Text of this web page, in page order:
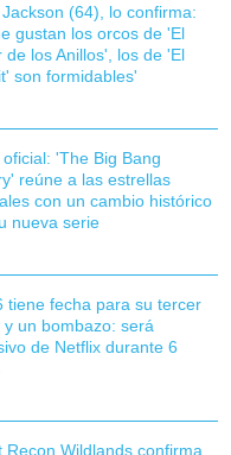
(64), lo confirma:
gustan los orcos de 'El
de los Anillos', los de 'El
son formidables'
oficial: 'The Big Bang
reúne a las estrellas
con un cambio histórico
nueva serie
tiene fecha para su tercer
y un bombazo: será
de Netflix durante 6
Recon Wildlands confirma